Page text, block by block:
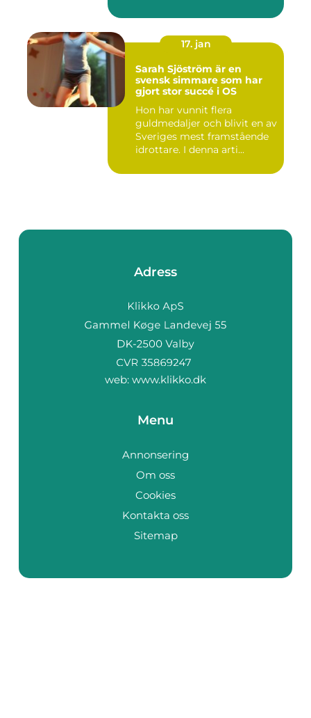
17. jan
Sarah Sjöström är en
svensk simmare som har
gjort stor succé i OS
Hon har vunnit flera
guldmedaljer och blivit en av
Sveriges mest framstående
idrottare. I denna arti...
Adress
web: www.klikko.dk
Menu
Annonsering
Om oss
Cookies
Kontakta oss
Sitemap